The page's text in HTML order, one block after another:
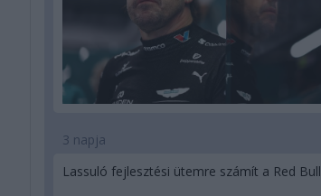
3 napja
Lassuló fejlesztési ütemre számít a Red Bull